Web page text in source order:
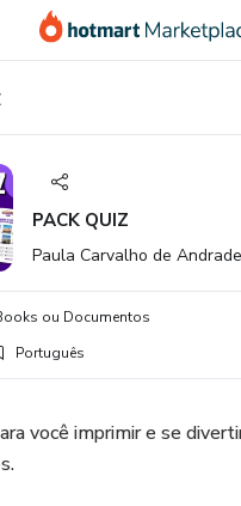
PACK QUIZ
Paula Carvalho de Andrade
ou Documentos
Português
você imprimir e se